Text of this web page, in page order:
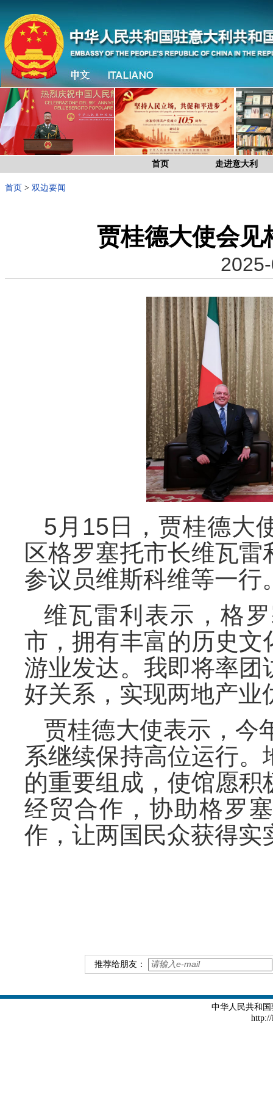
首页 走进意大利
首页 > 双边要闻
贾桂德大使会见
5 月15日，贾桂德大
区格罗塞托市长维瓦
参议员维斯科维等一行
维瓦雷利表示，格
市，拥有丰富的历史
游业发达。我即将率
好关系，实现两地产业
贾桂德大使表示，今
系继续保持高位运行
的重要组成，使馆愿
经贸合作，协助格罗
作，让两国民众获得实
推荐给朋友：
中华人民共和
http://